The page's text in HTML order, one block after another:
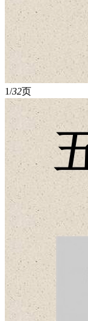
1/32页